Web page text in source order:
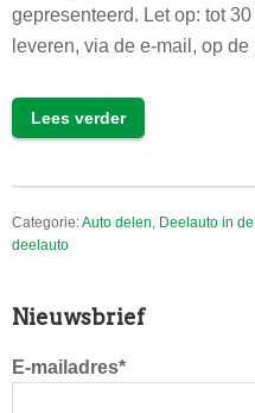
gepresenteerd. Let op: tot
leveren, via de e-mail, op
Lees verder
Categorie:Auto delen, Deelauto in
deelauto
Primaire
Sidebar
Nieuwsbrief
E-mailadres*